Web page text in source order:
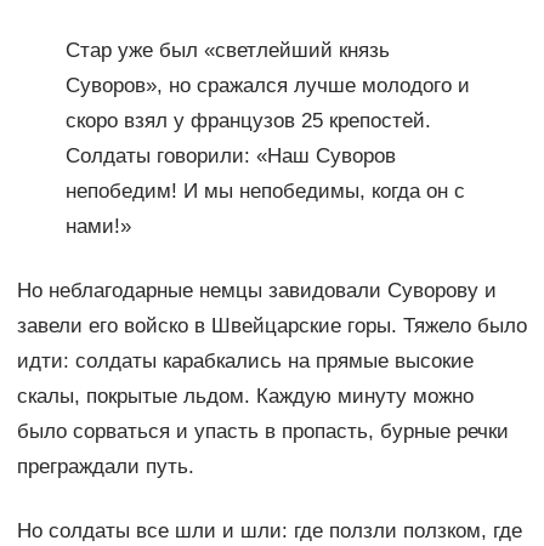
Стар уже был «светлейший князь
Суворов», но сражался лучше молодого и
скоро взял у французов 25 крепостей.
Солдаты говорили: «Наш Суворов
непобедим! И мы непобедимы, когда он с
нами!»
Но неблагодарные немцы завидовали Суворову и
завели его войско в Швейцарские горы. Тяжело было
идти: солдаты карабкались на прямые высокие
скалы, покрытые льдом. Каждую минуту можно
было сорваться и упасть в пропасть, бурные речки
преграждали путь.
Но солдаты все шли и шли: где ползли ползком, где